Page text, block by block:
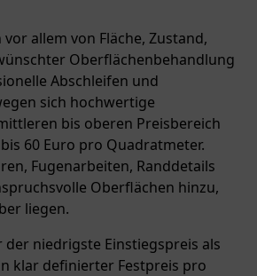
allem von Fläche, Zustand,
Oberflächenbehandlung
Abschleifen und
sich hochwertige
bis oberen Preisbereich
60 Euro pro Quadratmeter.
Fugenarbeiten, Randdetails
Oberflächen hinzu,
liegen.
niedrigste Einstiegspreis als
klar definierter Festpreis pro